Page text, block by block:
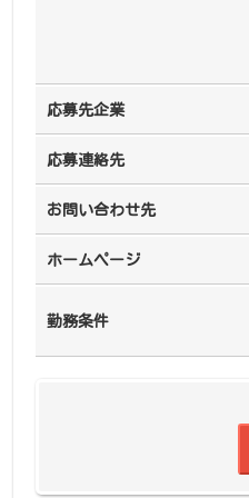
応募先企業
応募連絡先
お問い合わせ先
ホームページ
勤務条件